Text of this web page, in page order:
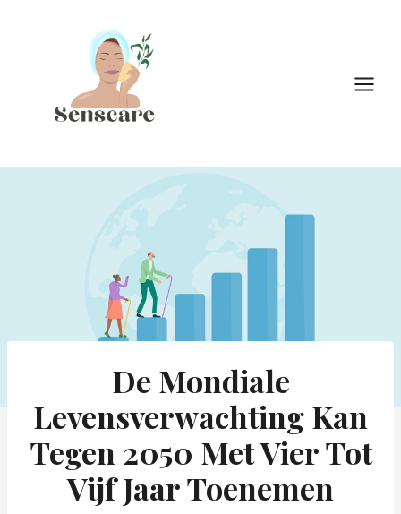
De Mondiale
Levensverwachting Kan
Tegen 2050 Met Vier Tot
Vijf Jaar Toenemen